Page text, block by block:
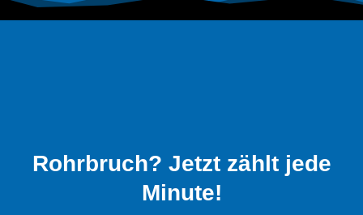
Rohrbruch? Jetzt zählt jede
Minute!